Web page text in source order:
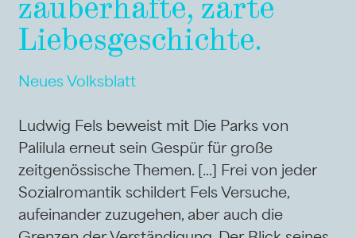
zauberhafte, zarte
Liebesgeschichte.
Neues Volksblatt
Ludwig Fels beweist mit Die Parks von
Palilula erneut sein Gespür für große
zeitgenössische Themen. […] Frei von jeder
Sozialromantik schildert Fels Versuche,
aufeinander zuzugehen, aber auch die